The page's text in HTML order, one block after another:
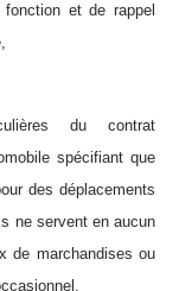
fonction et de rappel
du contrat
spécifiant que
des déplacements
ne servent en aucun
de marchandises ou